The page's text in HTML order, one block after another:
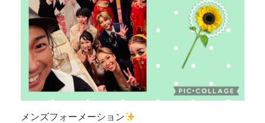
メンズフォーメーション